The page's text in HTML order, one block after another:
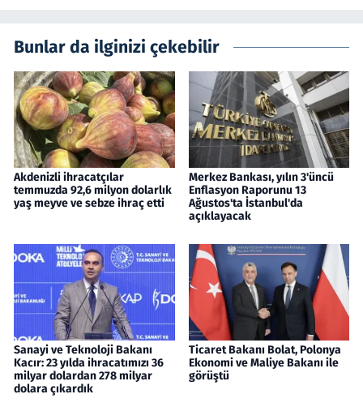
Bunlar da ilginizi çekebilir
Akdenizli ihracatçılar
temmuzda 92,6 milyon dolarlık
yaş meyve ve sebze ihraç etti
Merkez Bankası, yılın 3'üncü
Enflasyon Raporunu 13
Ağustos'ta İstanbul'da
açıklayacak
Sanayi ve Teknoloji Bakanı
Kacır: 23 yılda ihracatımızı 36
milyar dolardan 278 milyar
dolara çıkardık
Ticaret Bakanı Bolat, Polonya
Ekonomi ve Maliye Bakanı ile
görüştü